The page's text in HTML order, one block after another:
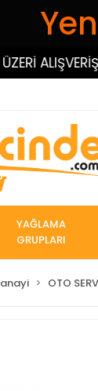
YAĞLAMA
GRUPLARI
OTO